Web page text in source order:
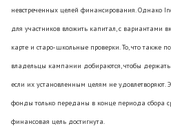
невстреченных целей финансирования. Однако
для участников вложить капитал, с вариантами
карте и старо-школьные проверки. То, что также
владельцы кампании добираются, чтобы
если их установленным целям не удовлетворяют.
фонды только переданы в конце периода сбора
финансовая цель достигнута.